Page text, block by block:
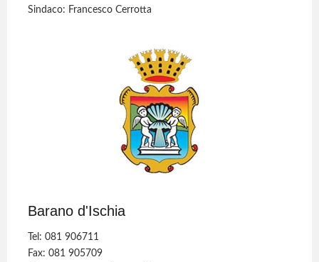
Sindaco: Francesco Cerrotta
Barano d'Ischia
Tel: 081 906711
Fax: 081 905709